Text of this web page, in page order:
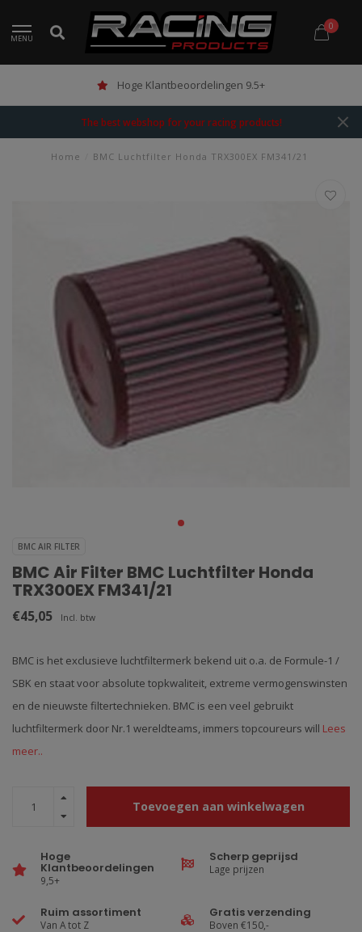
MENU
0
Hoge Klantbeoordelingen 9.5+
The best webshop for your racing products!
Home BMC Luchtfilter Honda TRX300EX FM341/21
BMC AIR FILTER
BMC Air Filter BMC Luchtfilter Honda
TRX300EX FM341/21
€45,05 Incl. btw
BMC is het exclusieve luchtfiltermerk bekend uit o.a. de Formule-1 /
SBK en staat voor absolute topkwaliteit, extreme vermogenswinsten
en de nieuwste filtertechnieken. BMC is een veel gebruikt
luchtfiltermerk door Nr.1 wereldteams, immers topcoureurs will Lees
meer..
Toevoegen aan winkelwagen
Hoge
Klantbeoordelingen
9,5+
Scherp geprijsd
Lage prijzen
Ruim assortiment
Van A tot Z
Gratis verzending
Boven €150,-